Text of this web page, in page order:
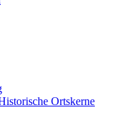
Ortskerne